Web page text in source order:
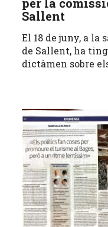
per la
Sallent
El 18 de juny, a la
de Sallent, ha
dictàmen sobre